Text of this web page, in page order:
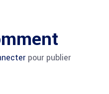
pour publier